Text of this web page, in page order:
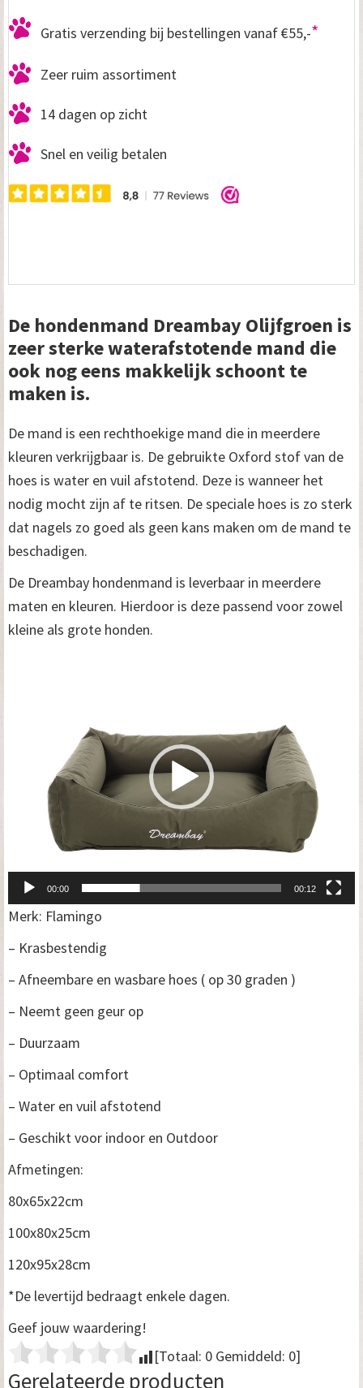
Gratis verzending bij bestellingen vanaf €55,-*
Zeer ruim assortiment
14 dagen op zicht
Snel en veilig betalen
De hondenmand Dreambay Olijfgroen is
zeer sterke waterafstotende mand die
ook nog eens makkelijk schoont te
maken is.
De mand is een rechthoekige mand die in meerdere
kleuren verkrijgbaar is. De gebruikte Oxford stof van de
hoes is water en vuil afstotend. Deze is wanneer het
nodig mocht zijn af te ritsen. De speciale hoes is zo sterk
dat nagels zo goed als geen kans maken om de mand te
beschadigen.
De Dreambay hondenmand is leverbaar in meerdere
maten en kleuren. Hierdoor is deze passend voor zowel
kleine als grote honden.
00:00 00:12
Merk: Flamingo
– Krasbestendig
– Afneembare en wasbare hoes ( op 30 graden )
– Neemt geen geur op
– Duurzaam
– Optimaal comfort
– Water en vuil afstotend
– Geschikt voor indoor en Outdoor
Afmetingen:
80x65x22cm
100x80x25cm
120x95x28cm
*De levertijd bedraagt enkele dagen.
Geef jouw waardering!
[Totaal: 0 Gemiddeld: 0]
Gerelateerde producten